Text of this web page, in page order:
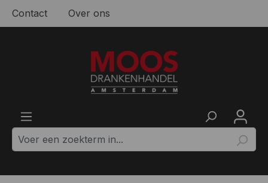
Ga naar de hoofdinhoud
Contact Over ons